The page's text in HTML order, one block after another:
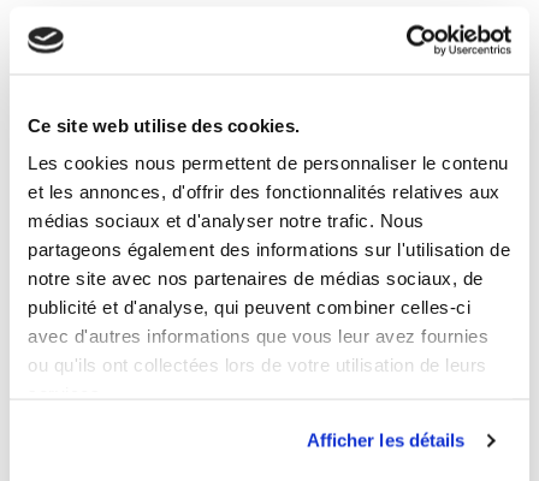
Ce site web utilise des cookies.
Les cookies nous permettent de personnaliser le contenu
et les annonces, d'offrir des fonctionnalités relatives aux
médias sociaux et d'analyser notre trafic. Nous
partageons également des informations sur l'utilisation de
notre site avec nos partenaires de médias sociaux, de
publicité et d'analyse, qui peuvent combiner celles-ci
avec d'autres informations que vous leur avez fournies
ou qu'ils ont collectées lors de votre utilisation de leurs
Afficher les détails
enfants souffrant de troubles
neurodéveloppementaux. J’ai réalisé
visée diagnostique et proposait une orientation
adaptée aux besoins de l’enfantvers des
professionnels médicaux ou paramédicaux pour une
prise en charge. Des conseils pour la maison et
pour les enseignants étaient également formulés et